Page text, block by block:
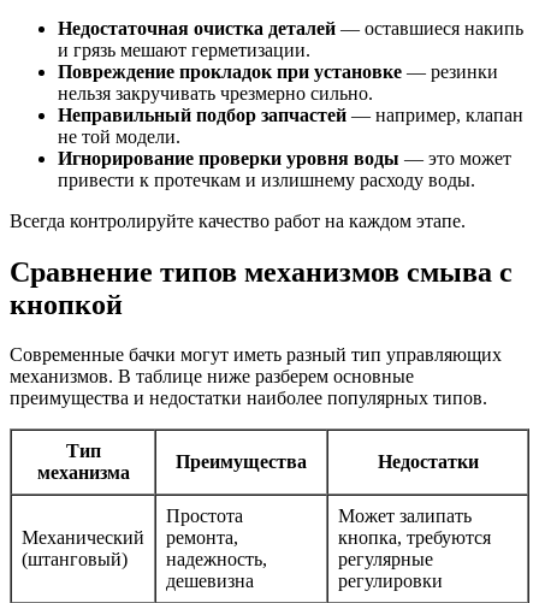
Недостаточная очистка деталей — оставшиеся накипь
и грязь мешают герметизации.
Повреждение прокладок при установке — резинки
нельзя закручивать чрезмерно сильно.
Неправильный подбор запчастей — например, клапан
не той модели.
Игнорирование проверки уровня воды — это может
привести к протечкам и излишнему расходу воды.
Всегда контролируйте качество работ на каждом этапе.
Сравнение типов механизмов смыва с
кнопкой
Современные бачки могут иметь разный тип управляющих
механизмов. В таблице ниже разберем основные
преимущества и недостатки наиболее популярных типов.
Тип
механизма
Преимущества Недостатки
Механический
(штанговый)
Простота
ремонта,
надежность,
дешевизна
Может залипать
кнопка, требуются
регулярные
регулировки